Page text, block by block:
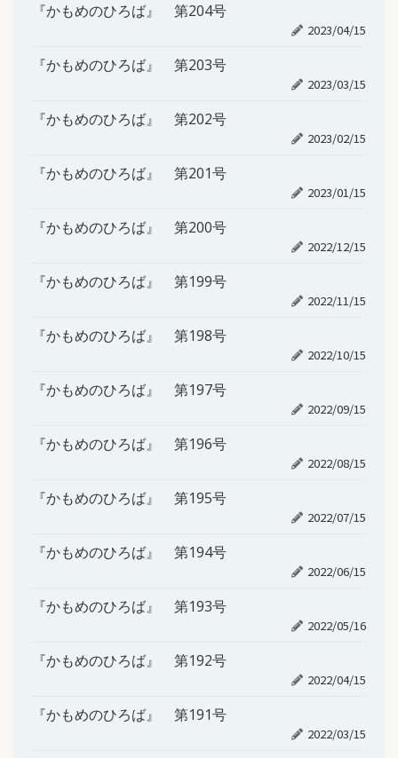
『かもめのひろば』 第204号
2023/04/15
『かもめのひろば』 第203号
2023/03/15
『かもめのひろば』 第202号
2023/02/15
『かもめのひろば』 第201号
2023/01/15
『かもめのひろば』 第200号
2022/12/15
『かもめのひろば』 第199号
2022/11/15
『かもめのひろば』 第198号
2022/10/15
『かもめのひろば』 第197号
2022/09/15
『かもめのひろば』 第196号
2022/08/15
『かもめのひろば』 第195号
2022/07/15
『かもめのひろば』 第194号
2022/06/15
『かもめのひろば』 第193号
2022/05/16
『かもめのひろば』 第192号
2022/04/15
『かもめのひろば』 第191号
2022/03/15